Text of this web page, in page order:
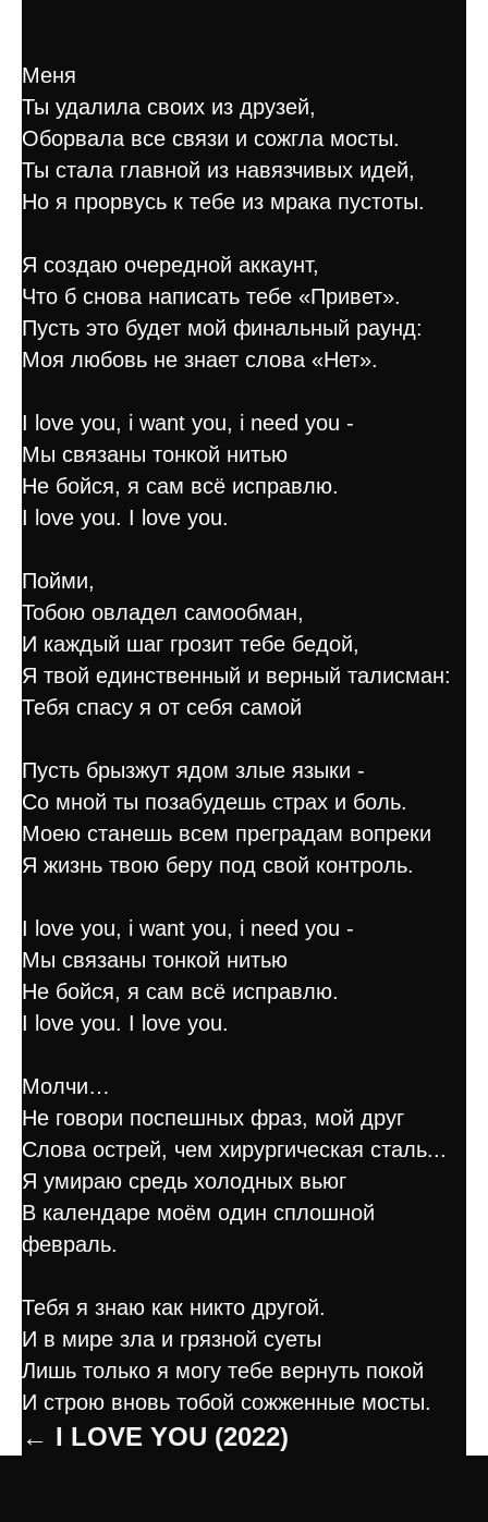
Меня
Ты удалила своих из друзей,
Оборвала все связи и сожгла мосты.
Ты стала главной из навязчивых идей,
Но я прорвусь к тебе из мрака пустоты.
Я создаю очередной аккаунт,
Что б снова написать тебе «Привет».
Пусть это будет мой финальный раунд:
Моя любовь не знает слова «Нет».
I love you, i want you, i need you -
Мы связаны тонкой нитью
Не бойся, я сам всё исправлю.
I love you. I love you.
Пойми,
Тобою овладел самообман,
И каждый шаг грозит тебе бедой,
Я твой единственный и верный талисман:
Тебя спасу я от себя самой
Пусть брызжут ядом злые языки -
Со мной ты позабудешь страх и боль.
Моею станешь всем преградам вопреки
Я жизнь твою беру под свой контроль.
I love you, i want you, i need you -
Мы связаны тонкой нитью
Не бойся, я сам всё исправлю.
I love you. I love you.
Молчи…
Не говори поспешных фраз, мой друг
Слова острей, чем хирургическая сталь...
Я умираю средь холодных вьюг
В календаре моём один сплошной
февраль.
Тебя я знаю как никто другой.
И в мире зла и грязной суеты
Лишь только я могу тебе вернуть покой
И строю вновь тобой сожженные мосты.
← I LOVE YOU (2022)